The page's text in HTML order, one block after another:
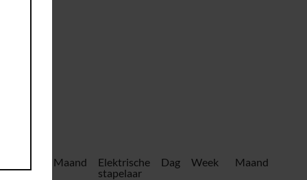
Maand
Elektrische
stapelaar
Dag Week Maand